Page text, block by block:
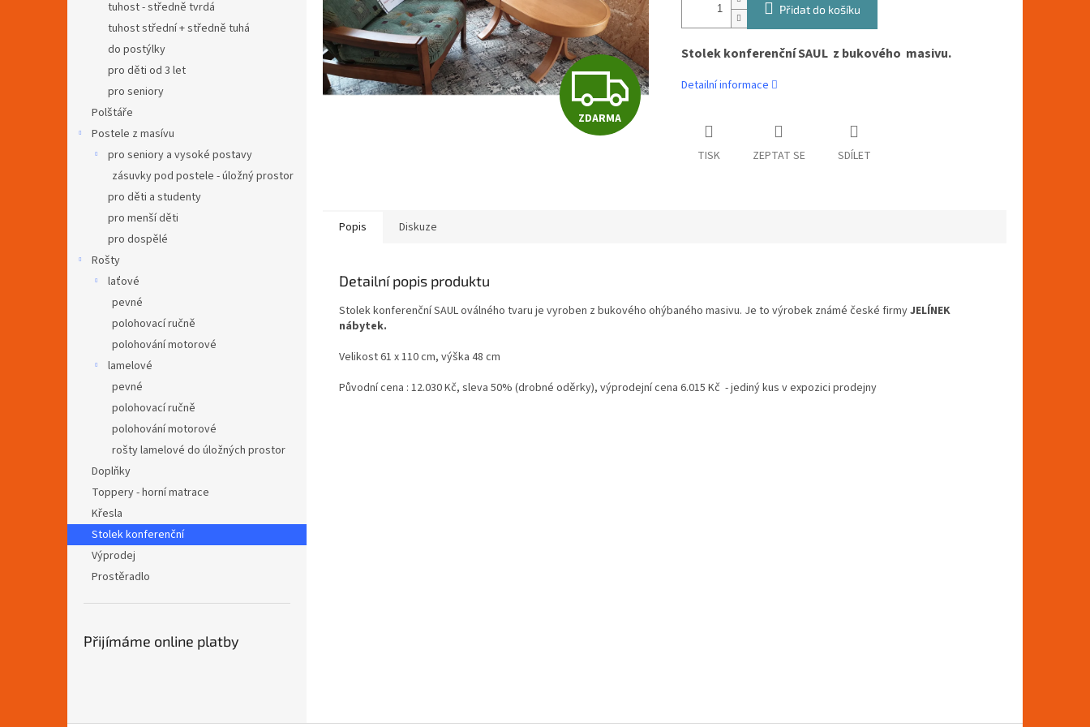
tuhost - středně tvrdá
tuhost střední + středně tuhá
do postýlky
pro děti od 3 let
pro seniory
Polštáře
Postele z masívu
pro seniory a vysoké postavy
zásuvky pod postele - úložný prostor
pro děti a studenty
pro menší děti
pro dospělé
Rošty
laťové
pevné
polohovací ručně
polohování motorové
lamelové
pevné
polohovací ručně
polohování motorové
rošty lamelové do úložných prostor
Doplňky
Toppery - horní matrace
Křesla
Stolek konferenční
Výprodej
Prostěradlo
Přijímáme online platby
Z
D
M
A
ZDARMA
Přidat do košíku
Stolek konferenční SAUL z bukového masivu.
Detailní informace
TISK ZEPTAT SE SDÍLET
Popis Diskuze
Detailní popis produktu
Stolek konferenční SAUL oválného tvaru je vyroben z bukového ohýbaného masivu. Je to výrobek známé české firmyJELÍNEK
nábytek.
Velikost 61 x 110 cm, výška 48 cm
Původní cena : 12.030 Kč, sleva 50% (drobné oděrky), výprodejní cena 6.015 Kč - jediný kus v expozici prodejny